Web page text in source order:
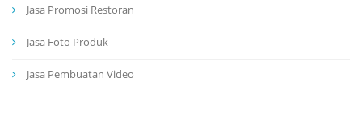
Jasa Promosi Restoran
Jasa Foto Produk
Jasa Pembuatan Video